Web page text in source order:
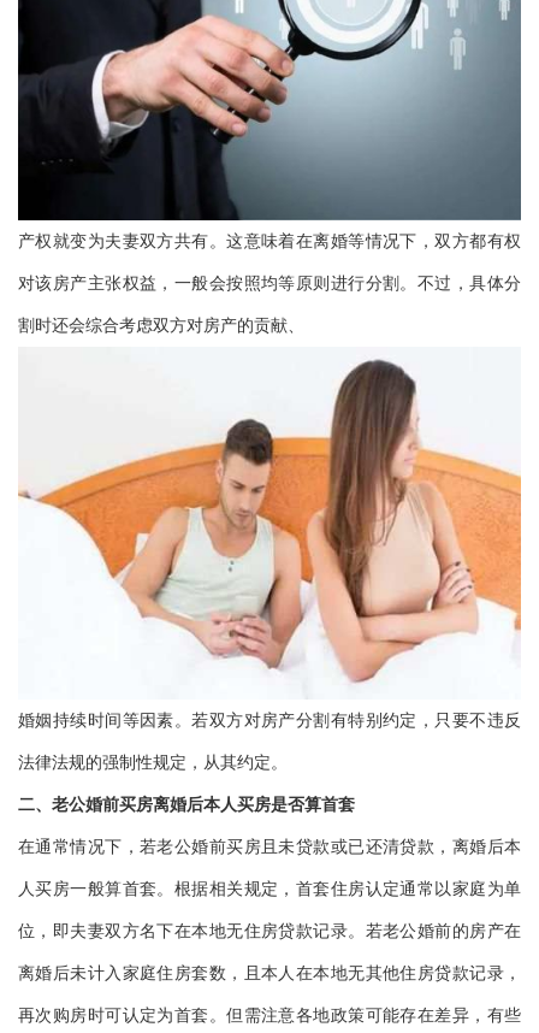
产权就变为夫妻双方共有。这意味着在离婚等情况下，双方都有权
对该房产主张权益，一般会按照均等原则进行分割。不过，具体分
割时还会综合考虑双方对房产的贡献、
婚姻持续时间等因素。若双方对房产分割有特别约定，只要不违反
法律法规的强制性规定，从其约定。
二、老公婚前买房离婚后本人买房是否算首套
在通常情况下，若老公婚前买房且未贷款或已还清贷款，离婚后本
人买房一般算首套。根据相关规定，首套住房认定通常以家庭为单
位，即夫妻双方名下在本地无住房贷款记录。若老公婚前的房产在
离婚后未计入家庭住房套数，且本人在本地无其他住房贷款记录，
再次购房时可认定为首套。但需注意各地政策可能存在差异，有些